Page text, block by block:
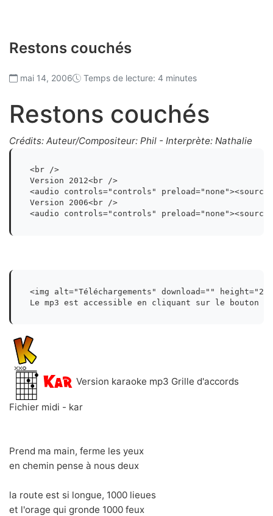
Restons couchés
mai 14, 2006 Temps de lecture: 4 minutes
Restons couchés
Crédits: Auteur/Compositeur: Phil - Interprète: Nathalie
<br />
Version 2012<br />
<audio controls="controls"
Version 2006<br />
<audio controls="controls"
<img alt="Téléchargements" download=""
Le mp3 est accessible en cliquant sur le bouton
Version karaoke mp3 Grille d'accords
Fichier midi - kar
Prend ma main, ferme les yeux
en chemin pense à nous deux
la route est si longue, 1000 lieues
et l'orage qui gronde 1000 feux